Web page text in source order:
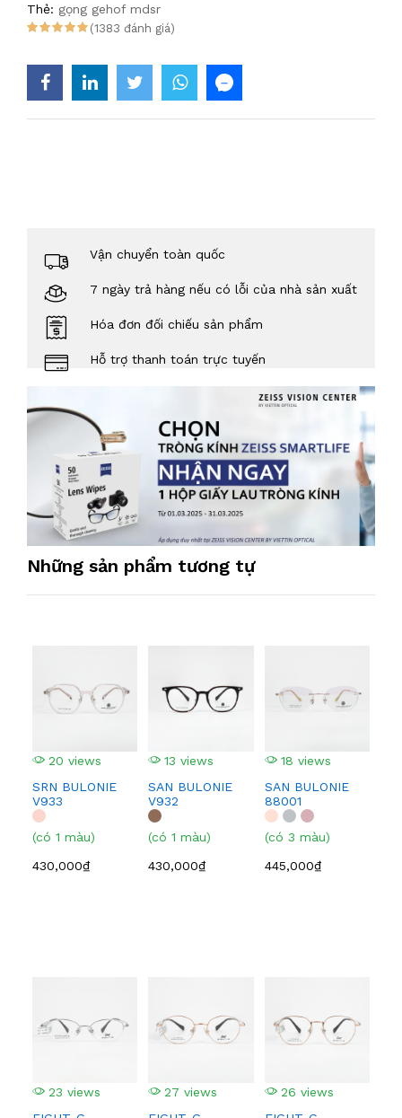
Thẻ: gọng gehof mdsr
(1383 đánh giá)
Vận chuyển toàn quốc
7 ngày trả hàng nếu có lỗi của nhà sản xuất
Hóa đơn đối chiếu sản phẩm
Hỗ trợ thanh toán trực tuyến
Những sản phẩm tương tự
20 views
SRN BULONIE
V933
(có 1 màu)
430,000₫
13 views
SAN BULONIE
V932
(có 1 màu)
430,000₫
18 views
SAN BULONIE
88001
(có 3 màu)
445,000₫
23 views
27 views
26 views